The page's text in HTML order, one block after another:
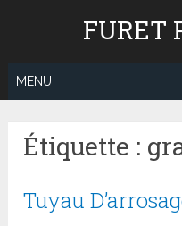
FURET
MENU
Étiquette :
Tuyau